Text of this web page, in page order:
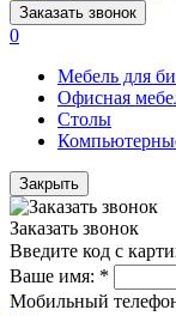
Заказать звонок
0
Мебель для
Офисная
Столы
Закрыть
Заказать звонок
Введите код с
Ваше имя: *
Мобильный